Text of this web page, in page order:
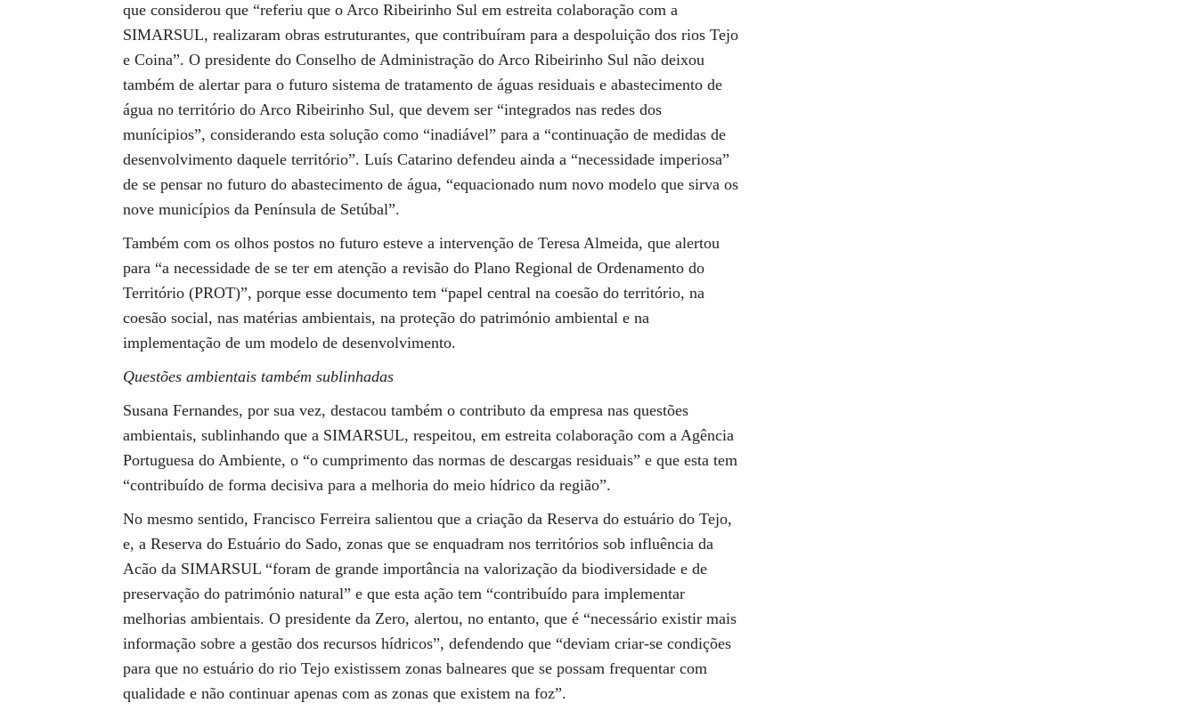
que considerou que “referiu que o Arco Ribeirinho Sul em estreita colaboração com a
SIMARSUL, realizaram obras estruturantes, que contribuíram para a despoluição dos rios Tejo
e Coina”. O presidente do Conselho de Administração do Arco Ribeirinho Sul não deixou
também de alertar para o futuro sistema de tratamento de águas residuais e abastecimento de
água no território do Arco Ribeirinho Sul, que devem ser “integrados nas redes dos
munícipios”, considerando esta solução como “inadiável” para a “continuação de medidas de
desenvolvimento daquele território”. Luís Catarino defendeu ainda a “necessidade imperiosa”
de se pensar no futuro do abastecimento de água, “equacionado num novo modelo que sirva os
nove municípios da Península de Setúbal”.
Também com os olhos postos no futuro esteve a intervenção de Teresa Almeida, que alertou
para “a necessidade de se ter em atenção a revisão do Plano Regional de Ordenamento do
Território (PROT)”, porque esse documento tem “papel central na coesão do território, na
coesão social, nas matérias ambientais, na proteção do património ambiental e na
implementação de um modelo de desenvolvimento.
Questões ambientais também sublinhadas
Susana Fernandes, por sua vez, destacou também o contributo da empresa nas questões
ambientais, sublinhando que a SIMARSUL, respeitou, em estreita colaboração com a Agência
Portuguesa do Ambiente, o “o cumprimento das normas de descargas residuais” e que esta tem
“contribuído de forma decisiva para a melhoria do meio hídrico da região”.
No mesmo sentido, Francisco Ferreira salientou que a criação da Reserva do estuário do Tejo,
e, a Reserva do Estuário do Sado, zonas que se enquadram nos territórios sob influência da
Acão da SIMARSUL “foram de grande importância na valorização da biodiversidade e de
preservação do património natural” e que esta ação tem “contribuído para implementar
melhorias ambientais. O presidente da Zero, alertou, no entanto, que é “necessário existir mais
informação sobre a gestão dos recursos hídricos”, defendendo que “deviam criar-se condições
para que no estuário do rio Tejo existissem zonas balneares que se possam frequentar com
qualidade e não continuar apenas com as zonas que existem na foz”.